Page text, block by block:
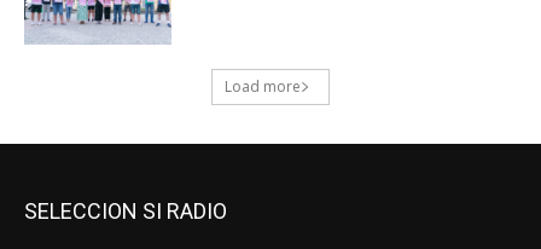
SELECCION SI RADIO